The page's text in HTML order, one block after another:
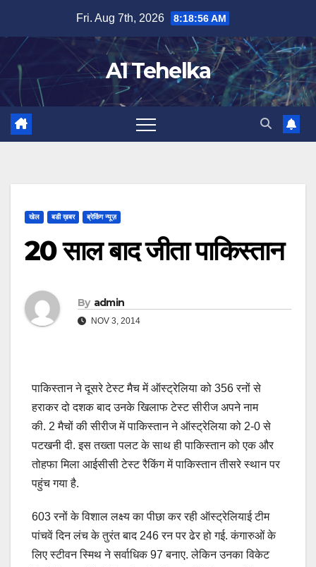
content
Fri. Aug 7th, 2026 8:18:57 AM
A1 Tehelka
खेल बडी ख़बर ब्रेकिंग न्यूज़
20 साल बाद जीता पाकिस्तान
By admin
NOV 3, 2014
पाकिस्तान ने दूसरे टेस्ट मैच में ऑस्ट्रेलिया को 356 रनों से
हराकर दो दशक बाद उनके खिलाफ टेस्ट सीरीज अपने नाम
की. 2 मैचों की सीरीज में पाकिस्तान ने ऑस्ट्रेलिया को 2-0 से
पटखनी दी. इस तख्ता पलट के साथ ही पाकिस्तान को एक और
तोहफा मिला आईसीसी टेस्ट रैकिंग में पाकिस्तान तीसरे स्थान पर
पहुंच गया है.
603 रनों के विशाल लक्ष्य का पीछा कर रही ऑस्ट्रेलियाई टीम
पांचवें दिन लंच के तुरंत बाद 246 रन पर ढेर हो गई. कंगारुओं के
लिए स्टीवन स्मिथ ने सर्वाधिक 97 बनाए. लेकिन उनका विकेट